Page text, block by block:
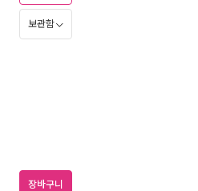
보관함
장바구니